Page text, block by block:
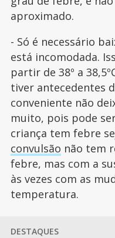
aproximado.
- Só é necessário
está incomodada.
partir de 38º a
tiver antecedentes
conveniente não
muito, pois pode
criança tem febre
convulsão não tem
febre, mas com a
às vezes com as
temperatura.
DESTAQUES